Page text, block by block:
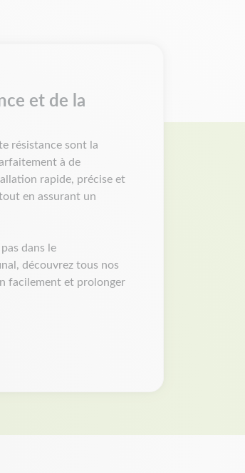
l'autre. Vérifiez vos
et de la
résistance sont la
à de
rapide, précise et
en assurant un
dans le
découvrez tous nos
facilement et prolonger